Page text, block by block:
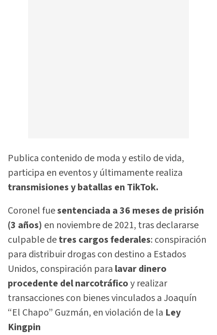
Publica contenido de moda y estilo de vida,
participa en eventos y últimamente realiza
transmisiones y batallas en TikTok.
Coronel fuesentenciada a 36 meses de prisión
(3 años) en noviembre de 2021, tras declararse
culpable detres cargos federales: conspiración
para distribuir drogas con destino a Estados
Unidos, conspiración para lavar dinero
procedente del narcotráficoy realizar
transacciones con bienes vinculados a Joaquín
“El Chapo” Guzmán, en violación de la Ley
Kingpin